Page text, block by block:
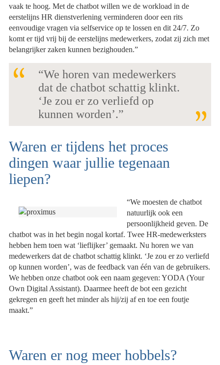
vaak te hoog. Met de chatbot willen we de workload in de
eerstelijns HR dienstverlening verminderen door een rits
eenvoudige vragen via selfservice op te lossen en dit 24/7. Zo
komt er tijd vrij bij de eerstelijns medewerkers, zodat zij zich met
belangrijker zaken kunnen bezighouden.”
“We horen van medewerkers
dat de chatbot schattig klinkt.
‘Je zou er zo verliefd op
kunnen worden’.”
Waren er tijdens het proces
dingen waar jullie tegenaan
liepen?
“We moesten de chatbot
natuurlijk ook een
persoonlijkheid geven. De
chatbot was in het begin nogal kortaf. Twee HR-medewerksters
hebben hem toen wat ‘lieflijker’ gemaakt. Nu horen we van
medewerkers dat de chatbot schattig klinkt. ‘Je zou er zo verliefd
op kunnen worden’, was de feedback van één van de gebruikers.
We hebben onze chatbot ook een naam gegeven: YODA (Your
Own Digital Assistant). Daarmee heeft de bot een gezicht
gekregen en geeft het minder als hij/zij af en toe een foutje
maakt.”
Waren er nog meer hobbels?